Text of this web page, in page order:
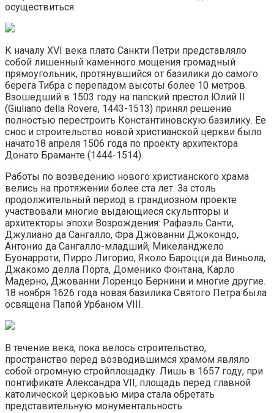
осуществиться.
К началу XVI века плато Санкти Петри представляло
собой лишенный каменного мощения громадный
прямоугольник, протянувшийся от базилики до самого
берега Тибра с перепадом высоты более 10 метров.
Взошедший в 1503 году на папский престол Юлий II
(Giuliano della Rovere, 1443-1513) принял решение
полностью перестроить Константиновскую базилику. Ее
снос и строительство новой христианской церкви было
начато18 апреля 1506 года по проекту архитектора
Донато Браманте (1444-1514).
Работы по возведению нового христианского храма
велись на протяжении более ста лет. За столь
продолжительный период в грандиозном проекте
участвовали многие выдающиеся скульпторы и
архитекторы эпохи Возрождения: Рафаэль Санти,
Джулиано да Сангалло, Фра Джованни Джокондо,
Антонио да Сангалло-младший, Микеланджело
Буонарроти, Пирро Лигорио, Яколо Бароцци да Виньола,
Джакомо делла Порта, Доменико Фонтана, Карло
Мадерно, Джованни Лоренцо Бернини и многие другие.
18 ноября 1626 года новая базилика Святого Петра была
освящена Папой Урбаном VIII.
В течение века, пока велось строительство,
пространство перед возводившимся храмом являло
собой огромную стройплощадку. Лишь в 1657 году, при
понтификате Александра VII, площадь перед главной
католической церковью мира стала обретать
представительную монументальность.